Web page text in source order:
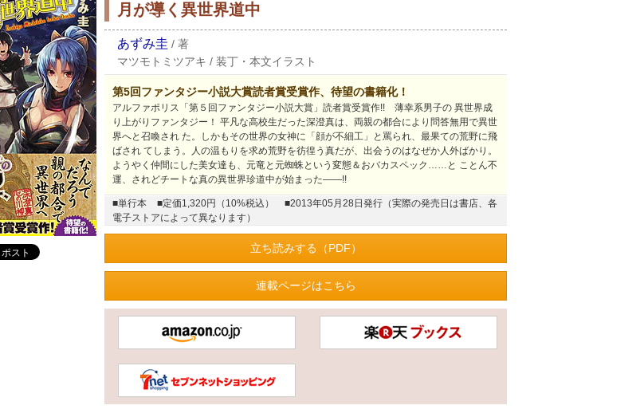
月が導く異世界道中
あずみ圭 / 著
マツモトミツアキ / 装丁・本文イラスト
第5回ファンタジー小説大賞読者賞受賞作、待望の書籍化！
アルファポリス「第５回ファンタジー小説大賞」読者賞受賞作!! 薄幸系男子の 異世界成
り上がりファンタジー！ 平凡な高校生だった深澄真は、両親の都合により問答無用で異世
界へと召喚され た。しかもその世界の女神に「顔が不細工」と罵られ、最果ての荒野に飛
ばされ てしまう。人の温もりを求め荒野を彷徨う真だが、出会うのはなぜか人外ばかり。
ようやく仲間にした美女達も、元竜と元蜘蛛という変態＆おバカスペック……と ことん不
運、されどチートな真の異世界珍道中が始まった――!!
■単行本 ■定価1,320円（10%税込）
■2013年05月28日発行（実際の発売日は書店、各
電子ストアによって異なります）
立ち読みする（PDF）
連載ページはこちら